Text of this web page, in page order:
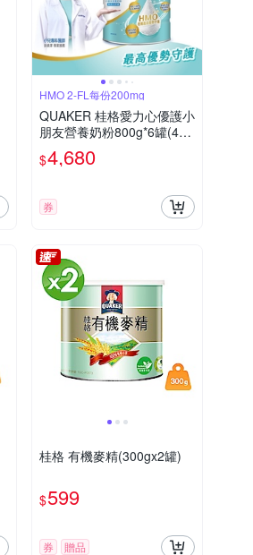
HMO 2-FL每份200mg
QUAKER 桂格愛力心優護小
朋友營養奶粉800g*6罐(4號
3-7歲幼童適用 無添加蔗糖
銜接換奶好安心)
$4,680
券
桂格 有機麥精(300gx2罐)
$599
券 贈品